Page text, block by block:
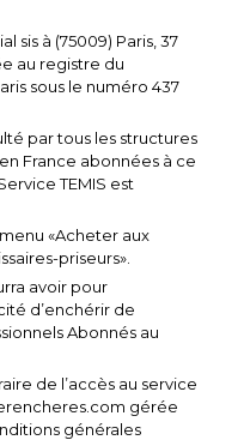
sis à (75009) Paris, 37
au registre du
sous le numéro 437
par tous les structures
France abonnées à ce
TEMIS est
«Acheter aux
priseurs».
avoir pour
d’enchérir de
Abonnés au
de l’accès au service
gérée
générales